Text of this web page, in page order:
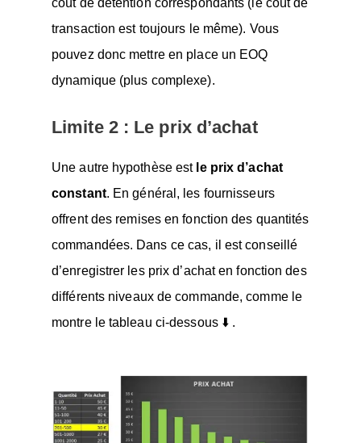
coût de détention correspondants (le coût de
transaction est toujours le même). Vous
pouvez donc mettre en place un EOQ
dynamique (plus complexe).
Limite 2 : Le prix d’achat
Une autre hypothèse est le prix d’achat
constant. En général, les fournisseurs
offrent des remises en fonction des quantités
commandées. Dans ce cas, il est conseillé
d’enregistrer les prix d’achat en fonction des
différents niveaux de commande, comme le
montre le tableau ci-dessous ⬇️ .